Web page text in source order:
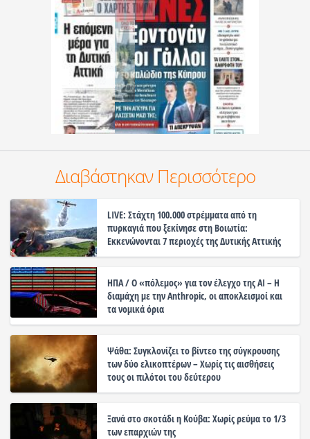
Διαβάστηκαν Περισσότερο
LIVE: Στάχτη 100.000 στρέμματα από τη
πυρκαγιά που ξεκίνησε στη Βοιωτία:
Εκκενώνονται 7 περιοχές της Δυτικής Αττικής
ΗΠΑ / Ο «πόλεμος» για τον έλεγχο της ΑΙ – Η
διαμάχη με την Anthropic, οι αποκλεισμοί και
τα νομικά όρια
Ψάθα: Συγκλονίζει το βίντεο της σύγκρουσης
των δύο ελικοπτέρων – Χωρίς τις αισθήσεις
τους οι πιλότοι του δεύτερου
Ξανά στο σκοτάδι η Κούβα: Χωρίς ρεύμα το 1/3
των επαρχιών της